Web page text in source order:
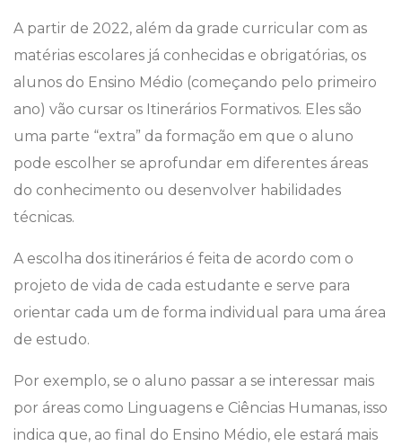
A partir de 2022, além da grade curricular com as
matérias escolares já conhecidas e obrigatórias, os
alunos do Ensino Médio (começando pelo primeiro
ano) vão cursar os Itinerários Formativos. Eles são
uma parte “extra” da formação em que o aluno
pode escolher se aprofundar em diferentes áreas
do conhecimento ou desenvolver habilidades
técnicas.
A escolha dos itinerários é feita de acordo com o
projeto de vida de cada estudante e serve para
orientar cada um de forma individual para uma área
de estudo.
Por exemplo, se o aluno passar a se interessar mais
por áreas como Linguagens e Ciências Humanas, isso
indica que, ao final do Ensino Médio, ele estará mais